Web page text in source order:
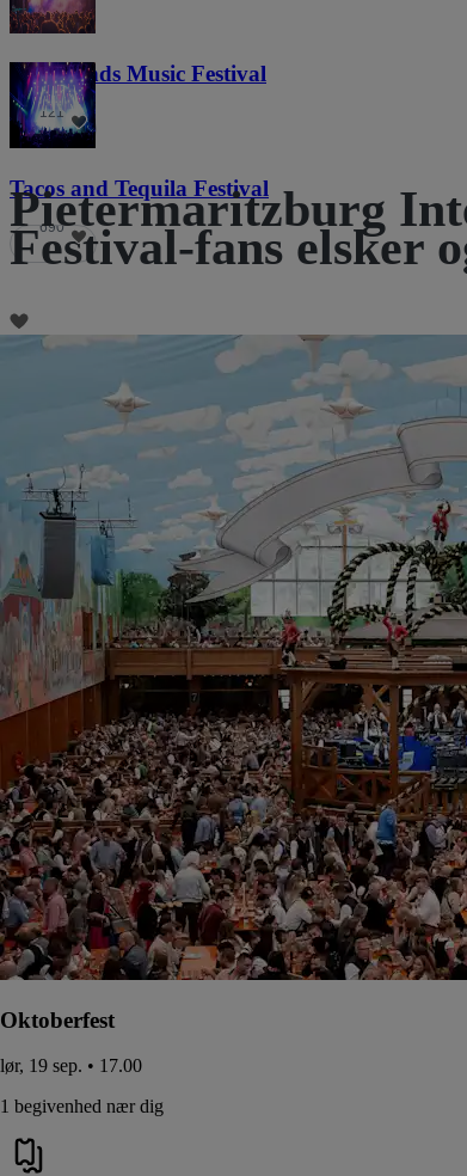
Lost Lands Music Festival
121
Tacos and Tequila Festival
690
Pietermaritzburg
Festival-fans elsker
Oktoberfest
lør, 19 sep. • 17.00
1 begivenhed nær dig